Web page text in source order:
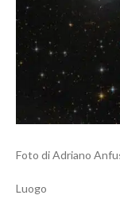
Foto di Adriano
Luogo